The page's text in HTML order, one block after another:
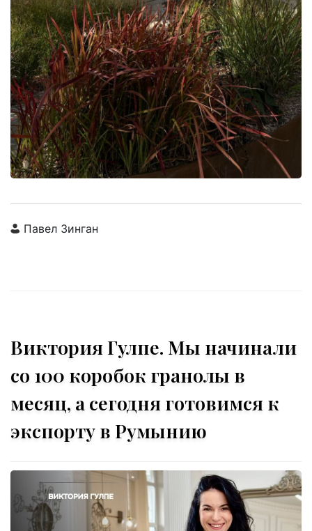
Павел Зинган
Виктория Гулпе. Мы начинали
со 100 коробок гранолы в
месяц, а сегодня готовимся к
экспорту в Румынию